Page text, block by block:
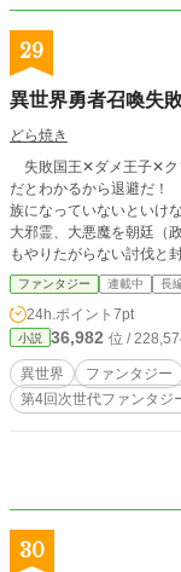
29
異世界勇者召喚失
どら焼き
失敗国王✕ダメ王子✕ク
だとわかるから退避だ！ 大縁 増田（おおべ ますた）は、実は超有名の一
族になっていないといけ
大邪霊、大悪魔を朝廷（
もやりたがらない討伐と
この命令のを完遂した暁
領地からの税の半分（つ
たが、命がらがらなんと
という、聞けば無茶苦茶
家。 なぜ？千五百年の
妖怪封印によって一族は
てもいい不幸の生活をさ
の世界とそっくりだが、
ファンタジー 連載中 長
24h.ポイント 7pt
小説 36,982 位 /
異世界 ファンタジー
第4回次世代ファンタジ
30